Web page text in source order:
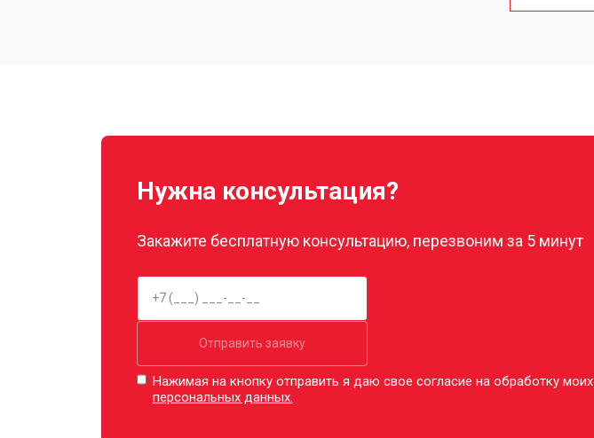
Нужна консультация?
Закажите бесплатную консультацию, перезвоним за 5 минут
Отправить заявку
Нажимая на кнопку отправить я даю свое согласие на обработку моих
персональных данных.